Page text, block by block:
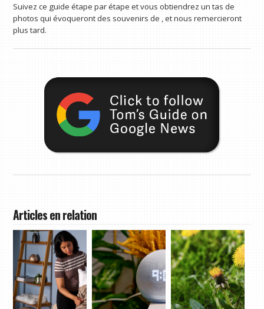
Suivez ce guide étape par étape et vous obtiendrez un tas de
photos qui évoqueront des souvenirs de , et nous remercieront
plus tard.
Articles en relation